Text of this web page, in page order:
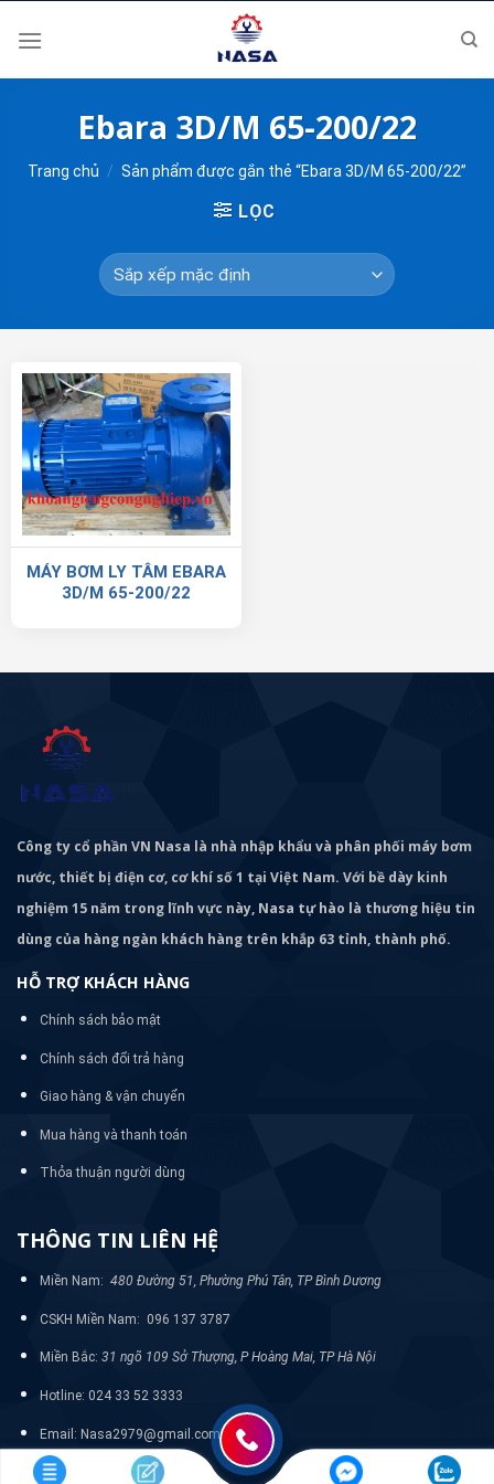
Ebara 3D/M 65-200/22
Trang chủ / Sản phẩm được gắn thẻ “Ebara 3D/M 65-200/22”
LỌC
MÁY BƠM LY TÂM EBARA
3D/M 65-200/22
Công ty cổ phần VN Nasa là nhà nhập khẩu và phân phối máy bơm
nước, thiết bị điện cơ, cơ khí số 1 tại Việt Nam. Với bề dày kinh
nghiệm 15 năm trong lĩnh vực này, Nasa tự hào là thương hiệu tin
dùng của hàng ngàn khách hàng trên khắp 63 tỉnh, thành phố.
HỖ TRỢ KHÁCH HÀNG
Chính sách bảo mật
Chính sách đổi trả hàng
Giao hàng & vận chuyển
Mua hàng và thanh toán
Thỏa thuận người dùng
THÔNG TIN LIÊN HỆ
Miền Nam: 480 Đường 51, Phường Phú Tân, TP Bình Dương
CSKH Miền Nam: 096 137 3787
Miền Bắc: 31 ngõ 109 Sở Thượng, P Hoàng Mai, TP Hà Nội
Hotline: 024 33 52 3333
Email: Nasa2979@gmail.com